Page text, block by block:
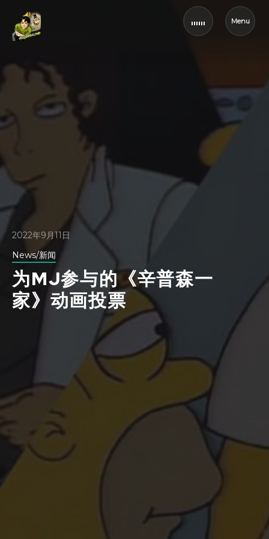
Menu
2022年9月11日
News/新闻
为MJ参与的《辛普森一
家》动画投票